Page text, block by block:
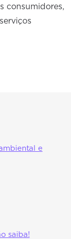
consumidores,
e
saiba!